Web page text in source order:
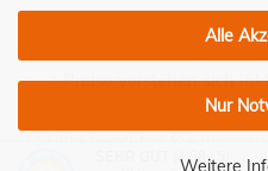
Alle
Nur
Weitere
* Preise verstehen sich
(4.98 / 5)